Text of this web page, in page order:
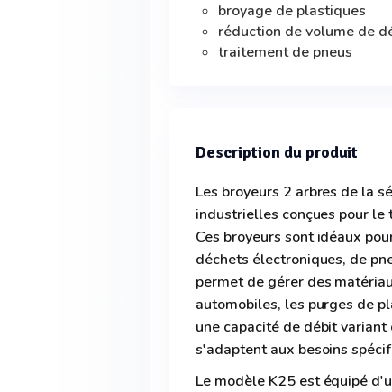
broyage de plastiques
réduction de volume de
traitement de pneus
Description du produit
Les broyeurs 2 arbres de la
industrielles conçues pour
Ces broyeurs sont idéaux
déchets électroniques, de
permet de gérer des
automobiles, les purges de
une capacité de débit
s'adaptent aux besoins
Le modèle K25 est équipé